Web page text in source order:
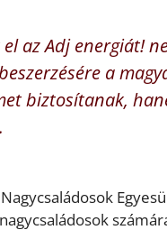
az Adj energiát!
a
biztosítanak,